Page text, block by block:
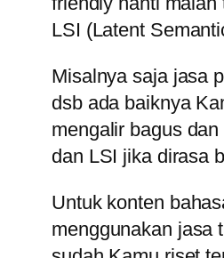
LSI (Latent
Misalnya saja jasa
dsb ada baiknya
mengalir bagus
dan LSI jika dirasa
Untuk konten
menggunakan jasa